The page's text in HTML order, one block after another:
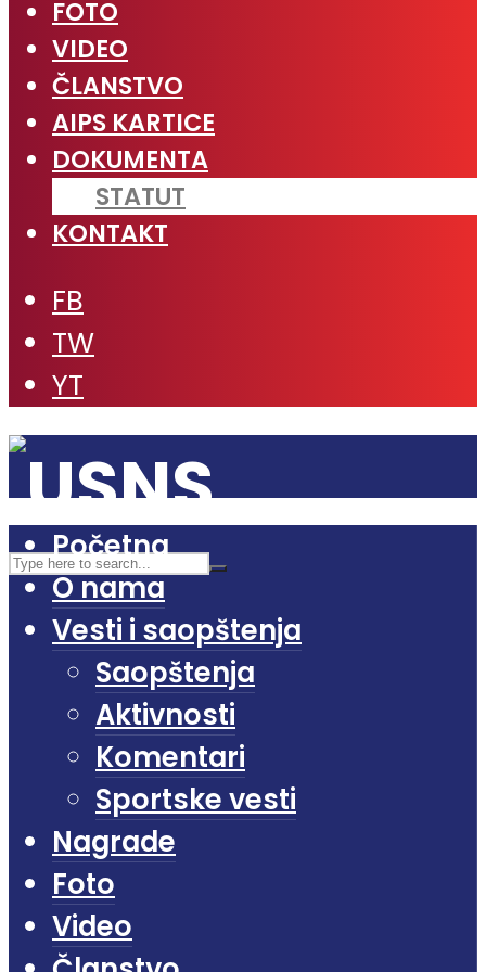
FOTO
VIDEO
ČLANSTVO
AIPS KARTICE
DOKUMENTA
STATUT
KONTAKT
FB
TW
YT
Početna
O nama
Vesti i saopštenja
Saopštenja
Aktivnosti
Komentari
Sportske vesti
Nagrade
Foto
Video